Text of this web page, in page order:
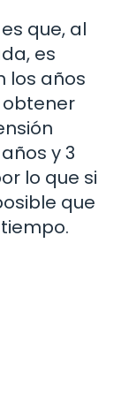
que, al
es
los años
y 3
lo que si
que